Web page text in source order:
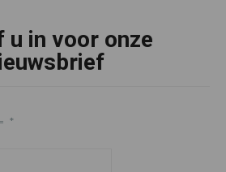
u in voor onze
*